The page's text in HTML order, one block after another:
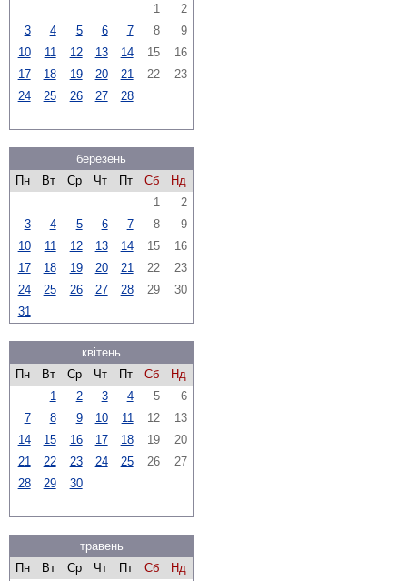
1
2
3
4 5 6 7 8
9
10
11 12 13 14 15
16
17
18 19 20 21 22
23
24
25 26 27 28
березень
Пн
Вт Ср Чт Пт Сб
Нд
1
2
3
4 5 6 7 8
9
10
11 12 13 14 15
16
17
18 19 20 21 22
23
24
25 26 27 28 29
30
31
квітень
Пн
Вт Ср Чт Пт Сб
Нд
1
2 3 4 5
6
7
8 9 10 11 12
13
14
15 16 17 18 19
20
21
22 23 24 25 26
27
28
29 30
травень
Пн
Вт Ср Чт Пт Сб
Нд